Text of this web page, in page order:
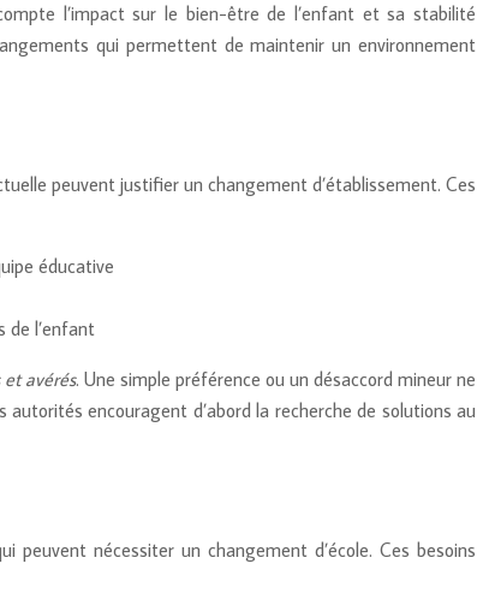
l’impact sur le bien-être de l’enfant et sa stabilité
qui permettent de maintenir un environnement
peuvent justifier un changement d’établissement. Ces
éducative
de l’enfant
avérés. Une simple préférence ou un désaccord mineur ne
encouragent d’abord la recherche de solutions au
nécessiter un changement d’école. Ces besoins